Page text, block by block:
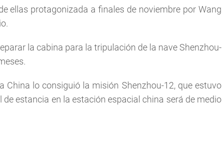
ellas protagonizada a finales de noviembre por Wang
la cabina para la tripulación de la nave Shenzhou-
China lo consiguió la misión Shenzhou-12, que estuvo
estancia en la estación espacial china será de medio